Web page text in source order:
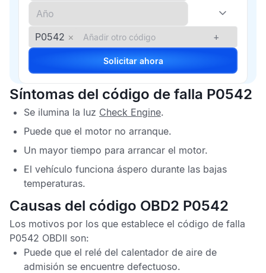
P0542 × +
Solicitar ahora
Síntomas del código de falla P0542
Se ilumina la luz Check Engine.
Puede que el motor no arranque.
Un mayor tiempo para arrancar el motor.
El vehículo funciona áspero durante las bajas
temperaturas.
Causas del código OBD2 P0542
Los motivos por los que establece el código de falla
P0542 OBDII son:
Puede que el relé del calentador de aire de
admisión se encuentre defectuoso.